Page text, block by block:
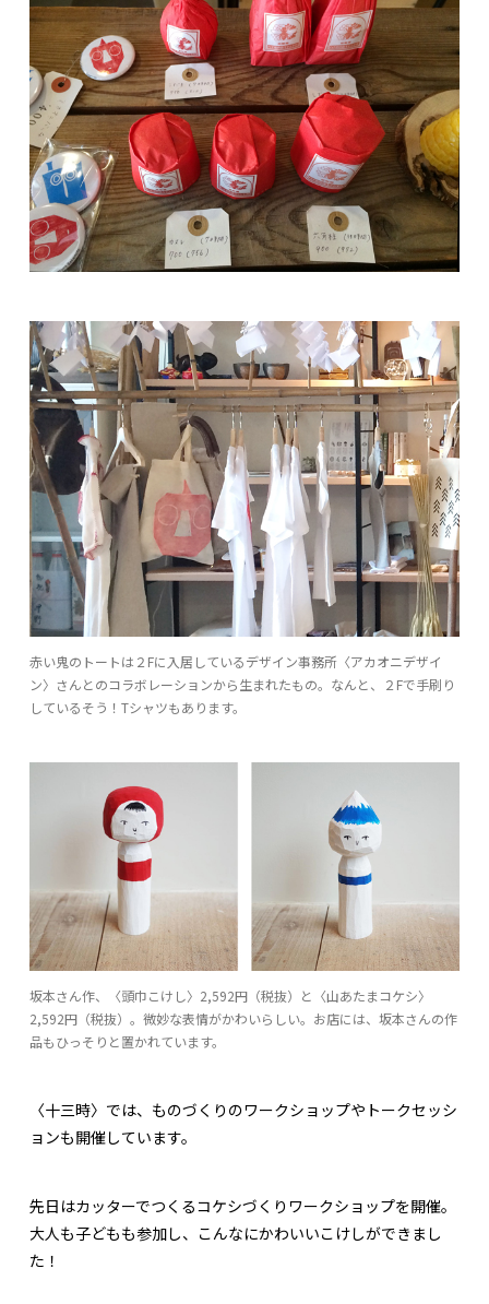
赤い鬼のトートは２Fに入居しているデザイン事務所〈アカオニデザイ
ン〉さんとのコラボレーションから生まれたもの。なんと、２Fで手刷り
しているそう！Tシャツもあります。
坂本さん作、〈頭巾こけし〉2,592円（税抜）と〈山あたまコケシ〉
2,592円（税抜）。微妙な表情がかわいらしい。お店には、坂本さんの作
品もひっそりと置かれています。
〈十三時〉では、ものづくりのワークショップやトークセッシ
ョンも開催しています。
先日はカッターでつくるコケシづくりワークショップを開催。
大人も子どもも参加し、こんなにかわいいこけしができまし
た！